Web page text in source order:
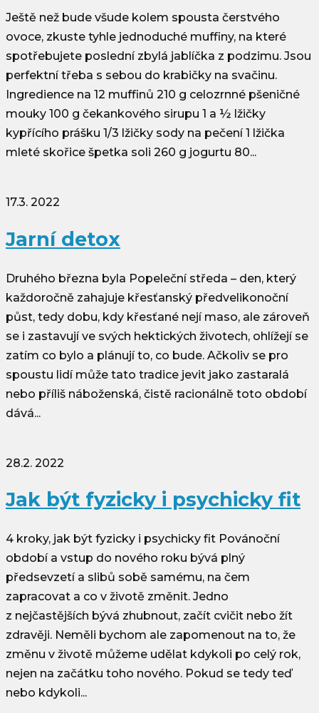
Ještě než bude všude kolem spousta čerstvého
ovoce, zkuste tyhle jednoduché muffiny, na které
spotřebujete poslední zbylá jablíčka z podzimu. Jsou
perfektní třeba s sebou do krabičky na svačinu.
Ingredience na 12 muffinů 210 g celozrnné pšeničné
mouky 100 g čekankového sirupu 1 a ½ lžičky
kypřícího prášku 1/3 lžičky sody na pečení 1 lžička
mleté skořice špetka soli 260 g jogurtu 80...
17.3. 2022
Jarní detox
Druhého března byla Popeleční středa – den, který
každoročně zahajuje křesťanský předvelikonoční
půst, tedy dobu, kdy křesťané nejí maso, ale zároveň
se i zastavují ve svých hektických životech, ohlížejí se
zatím co bylo a plánují to, co bude. Ačkoliv se pro
spoustu lidí může tato tradice jevit jako zastaralá
nebo příliš náboženská, čistě racionálně toto období
dává...
28.2. 2022
Jak být fyzicky i psychicky fit
4 kroky, jak být fyzicky i psychicky fit Povánoční
období a vstup do nového roku bývá plný
předsevzetí a slibů sobě samému, na čem
zapracovat a co v životě změnit. Jedno
z nejčastějších bývá zhubnout, začít cvičit nebo žít
zdravěji. Neměli bychom ale zapomenout na to, že
změnu v životě můžeme udělat kdykoli po celý rok,
nejen na začátku toho nového. Pokud se tedy teď
nebo kdykoli...